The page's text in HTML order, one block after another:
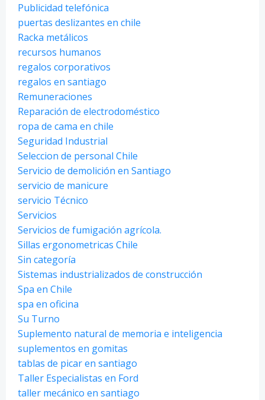
Publicidad telefónica
puertas deslizantes en chile
Racka metálicos
recursos humanos
regalos corporativos
regalos en santiago
Remuneraciones
Reparación de electrodoméstico
ropa de cama en chile
Seguridad Industrial
Seleccion de personal Chile
Servicio de demolición en Santiago
servicio de manicure
servicio Técnico
Servicios
Servicios de fumigación agrícola.
Sillas ergonometricas Chile
Sin categoría
Sistemas industrializados de construcción
Spa en Chile
spa en oficina
Su Turno
Suplemento natural de memoria e inteligencia
suplementos en gomitas
tablas de picar en santiago
Taller Especialistas en Ford
taller mecánico en santiago